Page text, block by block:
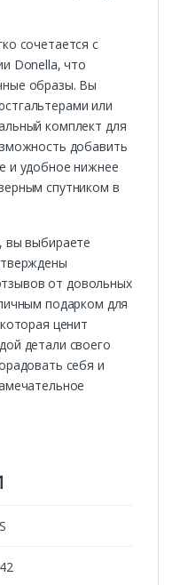
сочетается с
Donella, что
образы. Вы
или
комплект для
добавить
и удобное нижнее
спутником в
вы выбираете
от довольных
подарком для
ценит
детали своего
себя и
S
42